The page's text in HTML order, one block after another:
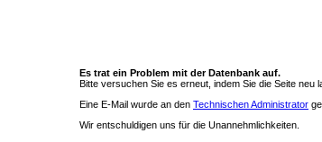
Es trat ein Problem mit der Datenbank auf.
Bitte versuchen Sie es erneut, indem Sie die Seite neu
Eine E-Mail wurde an den Technischen Administrator
Wir entschuldigen uns für die Unannehmlichkeiten.